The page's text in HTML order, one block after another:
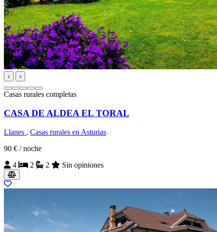
‹ ›
Casas rurales completas
CASA DE ALDEA EL TORAL
Llanes , Casas rurales en Asturias
90 € / noche
4
2 2 Sin opiniones